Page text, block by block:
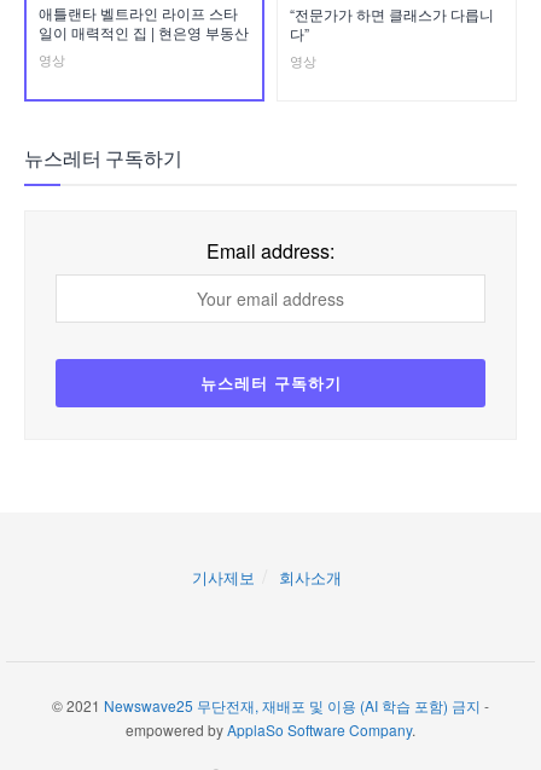
애틀랜타 벨트라인 라이프 스타
일이 매력적인 집 | 현은영 부동산
영상
“전문가가 하면 클래스가 다릅니
다”
영상
뉴스레터 구독하기
Email address:
기사제보 회사소개
© 2021 Newswave25 무단전재, 재배포 및 이용 (AI 학습 포함) 금지 -
empowered byApplaSo Software Company.